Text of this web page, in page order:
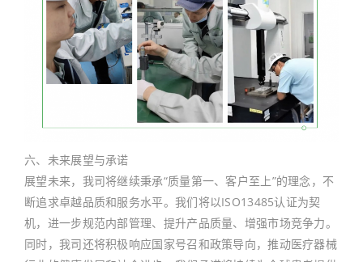
六、未来展望与承诺
展望未来，我司将继续秉承“质量第一、客户至上”的理念，不
断追求卓越品质和服务水平。我们将以ISO13485认证为契
机，进一步规范内部管理、提升产品质量、增强市场竞争力。
同时，我司还将积极响应国家号召和政策导向，推动医疗器械